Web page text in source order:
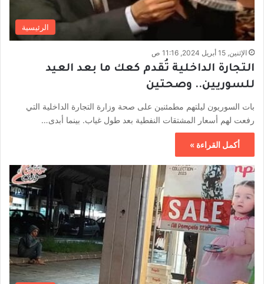
الرئيسية
الإثنين, 15 أبريل 2024, 11:16 ص
التجارة الداخلية تُقدم كعك ما بعد العيد
للسوريين.. وصحتين
بات السوريون ليلتهم مطمئنين على صحة وزارة التجارة الداخلية التي
رفعت لهم أسعار المشتقات النفطية بعد طول غياب. بينما أبدى…
أكمل القراءة »